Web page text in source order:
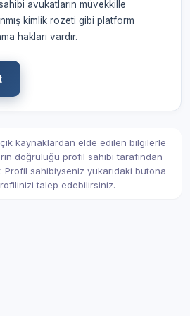
avukatların müvekkille
kimlik rozeti gibi platform
hakları vardır.
kaynaklardan elde edilen bilgilerle
doğruluğu profil sahibi tarafından
Profil sahibiyseniz yukarıdaki butona
talep edebilirsiniz.